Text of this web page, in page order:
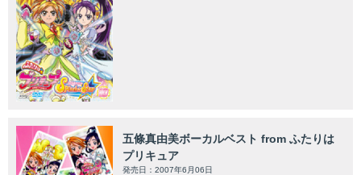
五條真由美ボーカルベスト from ふたりは
プリキュア
発売日：2007年6月06日